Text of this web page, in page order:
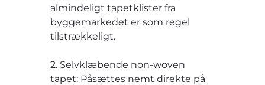
almindeligt tapetklister fra
byggemarkedet er som regel
tilstrækkeligt.
2. Selvklæbende non-woven
tapet: Påsættes nemt direkte på